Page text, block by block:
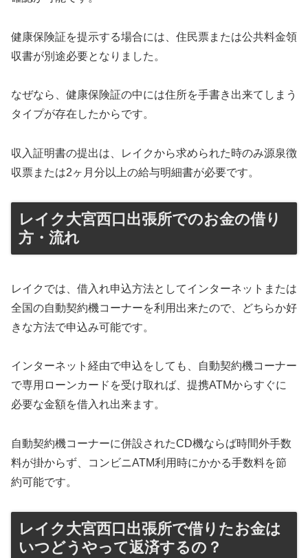
健康保険証を提示する場合には、住民票または公共料金領
収書が別途必要となりました。
なぜなら、健康保険証の中には住所を手書き出来てしまう
タイプが存在したからです。
収入証明書の提出は、レイクから求められた時のみ源泉徴
収票または2ヶ月分以上の給与明細書が必要です。
レイク大宮西口出張所でのお金の借り
方・流れ
レイクでは、借入れ申込方法としてインターネットまたは
全国の自動契約機コーナーを利用出来たので、どちらか好
きな方法で申込み可能です。
インターネット経由で申込をしても、自動契約機コーナー
で専用ローンカードを受け取れば、提携ATMからすぐに
必要な金額を借入れ出来ます。
自動契約機コーナーに併設されたCD機ならば時間外手数
料が掛からず、コンビニATM利用時にかかる手数料を節
約可能です。
レイク大宮西口出張所で借りたお金は
いつどうやって返済するの？